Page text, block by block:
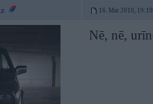
16. Mar 2010, 19:19
Nē, nē,